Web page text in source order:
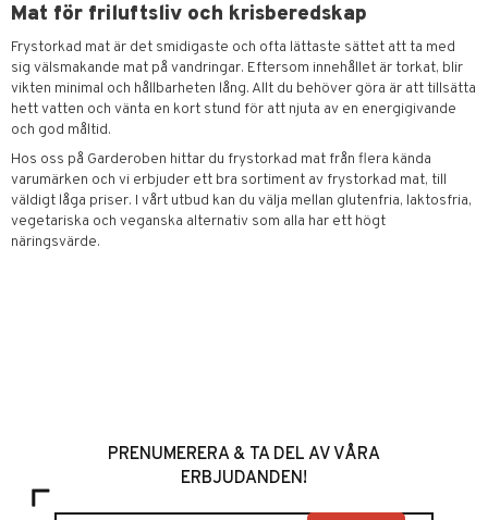
Mat för friluftsliv och krisberedskap
Frystorkad mat är det smidigaste och ofta lättaste sättet att ta med
sig välsmakande mat på vandringar. Eftersom innehållet är torkat, blir
vikten minimal och hållbarheten lång. Allt du behöver göra är att tillsätta
hett vatten och vänta en kort stund för att njuta av en energigivande
och god måltid.
Hos oss på Garderoben hittar du frystorkad mat från flera kända
varumärken och vi erbjuder ett bra sortiment av frystorkad mat, till
väldigt låga priser. I vårt utbud kan du välja mellan glutenfria, laktosfria,
vegetariska och veganska alternativ som alla har ett högt
näringsvärde.
PRENUMERERA & TA DEL AV VÅRA
ERBJUDANDEN!